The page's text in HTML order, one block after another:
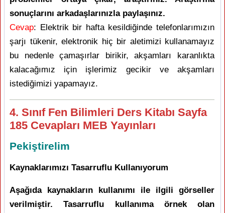
sonuçlarını arkadaşlarınızla paylaşınız.
Cevap: Elektrik bir hafta kesildiğinde telefonlarımızın
şarjı tükenir, elektronik hiç bir aletimizi kullanamayız
bu nedenle çamaşırlar birikir, akşamları karanlıkta
kalacağımız için işlerimiz gecikir ve akşamları
istediğimizi yapamayız.
4. Sınıf Fen Bilimleri Ders Kitabı Sayfa
185 Cevapları MEB Yayınları
Pekiştirelim
Kaynaklarımızı Tasarruflu Kullanıyorum
Aşağıda kaynakların kullanımı ile ilgili görseller
verilmiştir. Tasarruflu kullanıma örnek olan